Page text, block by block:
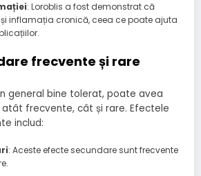
: Loroblis a fost demonstrat că
inflamația cronică, ceea ce poate ajuta
frecvente și rare
general bine tolerat, poate avea
frecvente, cât și rare. Efectele
includ:
: Aceste efecte secundare sunt frecvente